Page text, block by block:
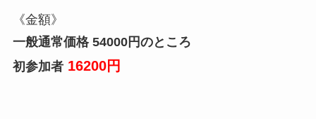
《金額》
一般通常価格 54000円のところ
初参加者16200円